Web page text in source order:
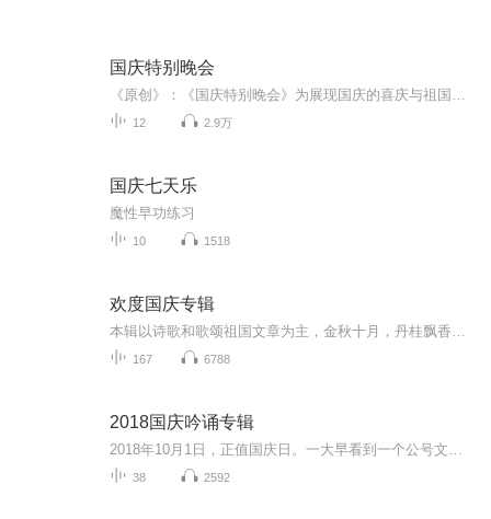
国庆特别晚会
12 2.9万
国庆七天乐
魔性早功练习
10 1518
欢度国庆专辑
167 6788
2018国庆吟诵专辑
38 2592